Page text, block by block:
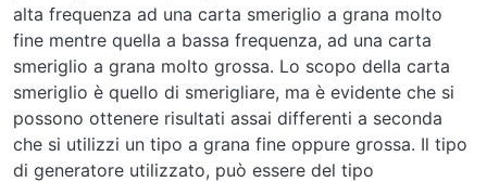
alta frequenza ad una carta smeriglio a grana molto
fine mentre quella a bassa frequenza, ad una carta
smeriglio a grana molto grossa. Lo scopo della carta
smeriglio è quello di smerigliare, ma è evidente che si
possono ottenere risultati assai differenti a seconda
che si utilizzi un tipo a grana fine oppure grossa. Il tipo
di generatore utilizzato, può essere del tipo